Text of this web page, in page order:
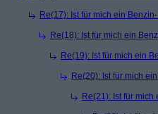
Re(17): Ist für mich ein
Re(18): Ist für mich ein
Re(19): Ist für mich ein
Re(20): Ist für mich
Re(21): Ist für